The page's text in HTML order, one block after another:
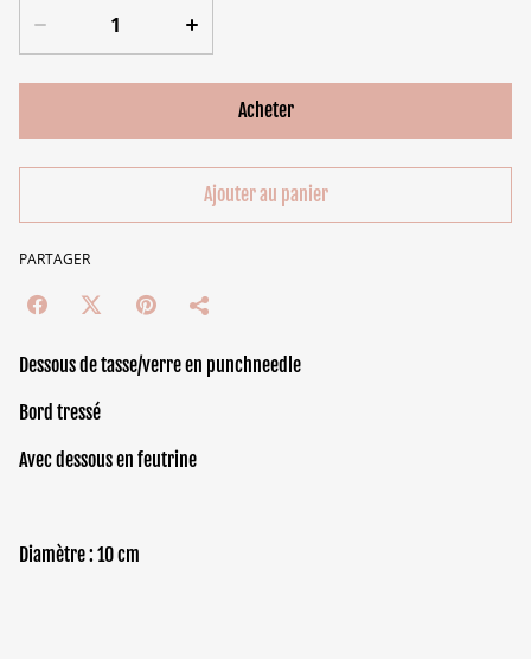
Acheter
Ajouter au panier
PARTAGER
Dessous de tasse/verre en punchneedle
Bord tressé
Avec dessous en feutrine
Diamètre : 10 cm